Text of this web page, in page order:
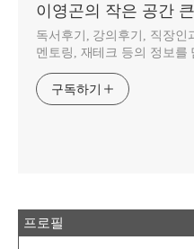
이영곤의 작은 공간
독서후기, 강의후기, 직장인
멘토링, 재테크 등의 정보를
구독하기
프로필